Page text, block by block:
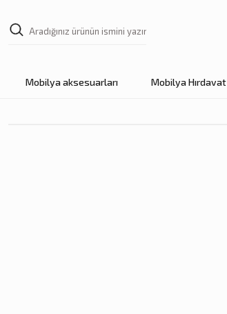
Mobilya aksesuarları Mobilya Hırdavat